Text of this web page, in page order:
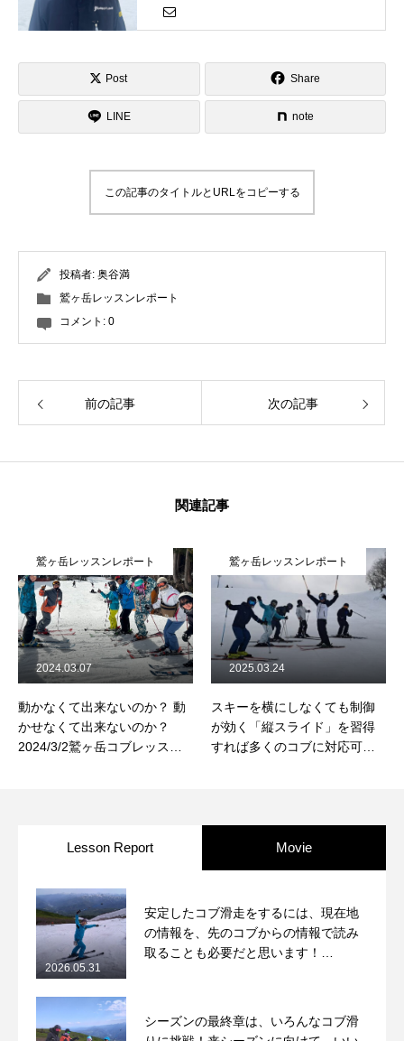
ります。今度は自分が同じ悩みを持つ
方をサポートできればと思っておりま
と滑れるようになるまでみっちりサポ
ートさせて頂きます。
Post Share
LINE note
この記事のタイトルとURLをコピーする
投稿者: 奥谷満
鷲ヶ岳レッスンレポート
コメント: 0
前の記事 次の記事
関連記事
鷲ヶ岳レッスンレポート
動かなくて出来ないのか？ 動
かせなくて出来ないのか？
2024/3/2鷲ヶ岳コブレッスン
2024.03.07
鷲ヶ岳レッスンレポート
スキーを横にしなくても制御
が効く「縦スライド」を習得
すれば多くのコブに対応可能
2025.03.24
Lesson Report Movie
安定したコブ滑走をするには、現在地
の情報を、先のコブからの情報で読み
取ることも必要だと思います！
2026.05.31
シーズンの最終章は、いろんなコブ滑